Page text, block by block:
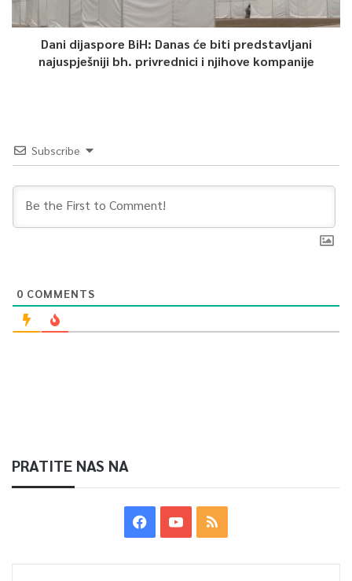
Dani dijaspore BiH: Danas će biti predstavljani
najuspješniji bh. privrednici i njihove kompanije
Subscribe
0 COMMENTS
PRATITE NAS NA